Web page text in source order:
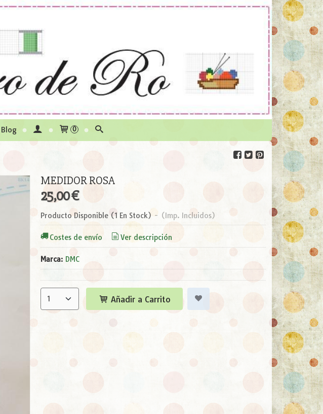
Blog 0
MEDIDOR ROSA
25,00 €
Producto Disponible (1 En Stock) - (Imp. Incluidos)
Costes de envío Ver descripción
Marca: DMC
Añadir a Carrito